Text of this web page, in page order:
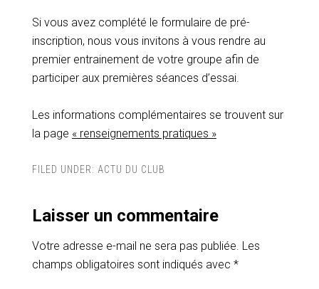
Si vous avez complété le formulaire de pré-
inscription, nous vous invitons à vous rendre au
premier entrainement de votre groupe afin de
participer aux premières séances d’essai.
Les informations complémentaires se trouvent sur
la page « renseignements pratiques »
FILED UNDER: ACTU DU CLUB
Laisser un commentaire
Votre adresse e-mail ne sera pas publiée. Les
champs obligatoires sont indiqués avec *